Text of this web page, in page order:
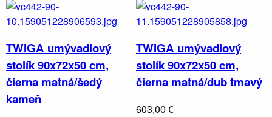
TWIGA umývadlový
stolík 90x72x50 cm,
čierna matná/šedý
kameň
TWIGA umývadlový
stolík 90x72x50 cm,
čierna matná/dub tmavý
603,00 €